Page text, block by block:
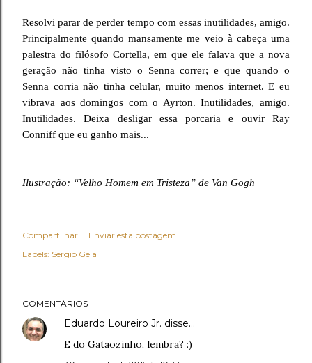
Resolvi parar de perder tempo com essas inutilidades, amigo.
Principalmente quando mansamente me veio à cabeça uma
palestra do filósofo Cortella, em que ele falava que a nova
geração não tinha visto o Senna correr; e que quando o
Senna corria não tinha celular, muito menos internet. E eu
vibrava aos domingos com o Ayrton. Inutilidades, amigo.
Inutilidades. Deixa desligar essa porcaria e ouvir Ray
Conniff que eu ganho mais...
Ilustração: “Velho Homem em Tristeza” de Van Gogh
Compartilhar
Enviar esta postagem
Labels: Sergio Geia
COMENTÁRIOS
Eduardo Loureiro Jr. disse…
E do Gatãozinho, lembra? :)